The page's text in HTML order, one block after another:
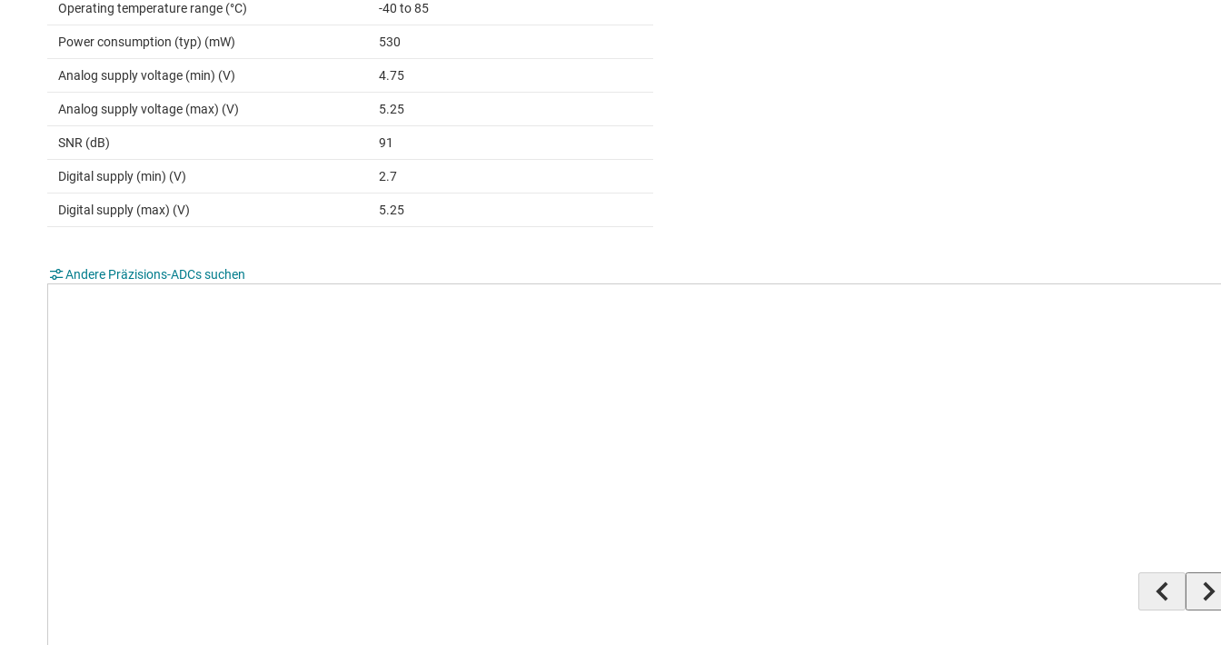
Operating temperature range (°C) -40 to 85
Power consumption (typ) (mW) 530
Analog supply voltage (min) (V) 4.75
Analog supply voltage (max) (V) 5.25
SNR (dB) 91
Digital supply (min) (V) 2.7
Digital supply (max) (V) 5.25
Andere Präzisions-ADCs suchen